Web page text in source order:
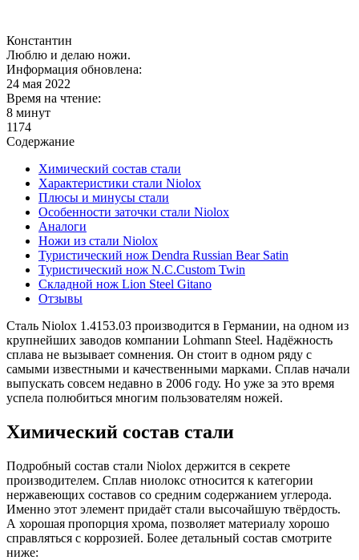
Константин
Люблю и делаю ножи.
Информация обновлена:
24 мая 2022
Время на чтение:
8 минут
1174
Содержание
Химический состав стали
Характеристики стали Niolox
Плюсы и минусы стали
Особенности заточки стали Niolox
Аналоги
Ножи из стали Niolox
Туристический нож Dendra Russian Bear Satin
Туристический нож N.C.Custom Twin
Складной нож Lion Steel Gitano
Отзывы
Сталь Niolox 1.4153.03 производится в Германии, на одном из
крупнейших заводов компании Lohmann Steel. Надёжность
сплава не вызывает сомнения. Он стоит в одном ряду с
самыми известными и качественными марками. Сплав начали
выпускать совсем недавно в 2006 году. Но уже за это время
успела полюбиться многим пользователям ножей.
Химический состав стали
Подробный состав стали Niolox держится в секрете
производителем. Сплав ниолокс относится к категории
нержавеющих составов со средним содержанием углерода.
Именно этот элемент придаёт стали высочайшую твёрдость.
А хорошая пропорция хрома, позволяет материалу хорошо
справляться с коррозией. Более детальный состав смотрите
ниже: